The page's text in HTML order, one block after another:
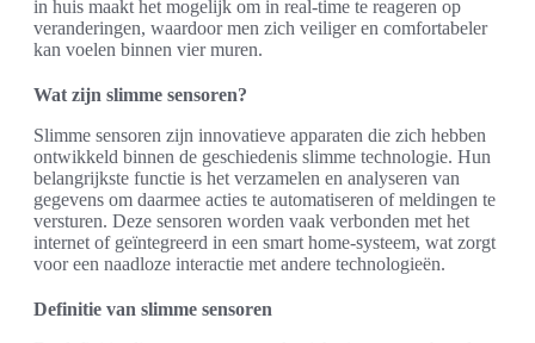
in huis maakt het mogelijk om in real-time te reageren op
veranderingen, waardoor men zich veiliger en comfortabeler
kan voelen binnen vier muren.
Wat zijn slimme sensoren?
Slimme sensoren zijn innovatieve apparaten die zich hebben
ontwikkeld binnen de geschiedenis slimme technologie. Hun
belangrijkste functie is het verzamelen en analyseren van
gegevens om daarmee acties te automatiseren of meldingen te
versturen. Deze sensoren worden vaak verbonden met het
internet of geïntegreerd in een smart home-systeem, wat zorgt
voor een naadloze interactie met andere technologieën.
Definitie van slimme sensoren